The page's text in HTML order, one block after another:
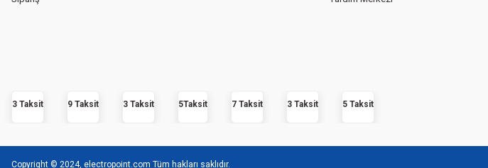
3 Taksit 9 Taksit 3 Taksit 5Taksit 7 Taksit 3 Taksit 5 Taksit
Copyright © 2024, electropoint.com Tüm hakları saklıdır.